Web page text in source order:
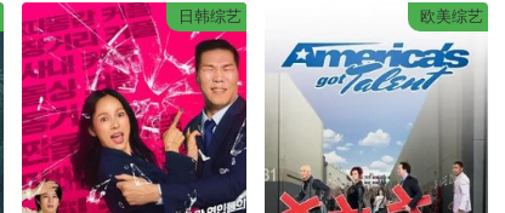
日韩综艺 欧美综艺